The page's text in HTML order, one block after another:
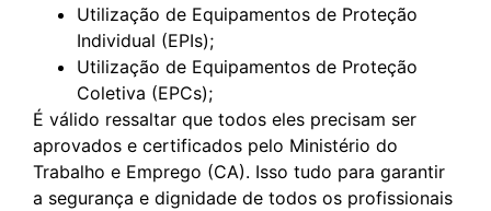
Utilização de Equipamentos de Proteção
Individual (EPIs);
Utilização de Equipamentos de Proteção
Coletiva (EPCs);
É válido ressaltar que todos eles precisam ser
aprovados e certificados pelo Ministério do
Trabalho e Emprego (CA). Isso tudo para garantir
a segurança e dignidade de todos os profissionais